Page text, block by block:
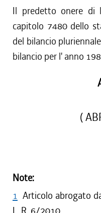
Il predetto onere di
capitolo 7480 dello
del bilancio
bilancio per l' anno
(
Note:
1 Articolo abrogato